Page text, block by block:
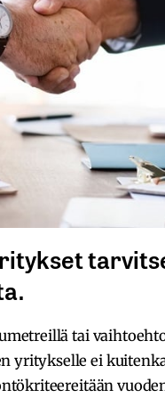
tai
yritykselle ei